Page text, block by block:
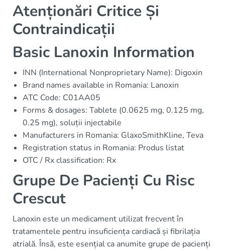
Atenționări Critice Și
Contraindicații
Basic Lanoxin Information
INN (International Nonproprietary Name): Digoxin
Brand names available in Romania: Lanoxin
ATC Code: C01AA05
Forms & dosages: Tablete (0.0625 mg, 0.125 mg,
0.25 mg), soluții injectabile
Manufacturers in Romania: GlaxoSmithKline, Teva
Registration status in Romania: Produs listat
OTC / Rx classification: Rx
Grupe De Pacienți Cu Risc
Crescut
Lanoxin este un medicament utilizat frecvent în
tratamentele pentru insuficiența cardiacă și fibrilația
atrială. Însă, este esențial ca anumite grupe de pacienți